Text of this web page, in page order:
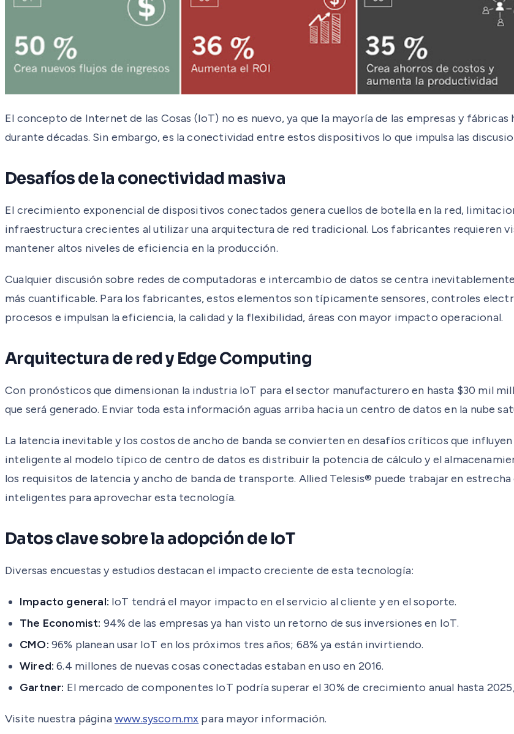
El concepto de Internet de las Cosas (IoT) no es nuevo, ya que la mayoría de las empresas y
durante décadas. Sin embargo, es la conectividad entre estos dispositivos lo que impulsa las
Desafíos de la conectividad masiva
El crecimiento exponencial de dispositivos conectados genera cuellos de botella en la red,
infraestructura crecientes al utilizar una arquitectura de red tradicional. Los fabricantes requieren
mantener altos niveles de eficiencia en la producción.
Cualquier discusión sobre redes de computadoras e intercambio de datos se centra
más cuantificable. Para los fabricantes, estos elementos son típicamente sensores, controles
procesos e impulsan la eficiencia, la calidad y la flexibilidad, áreas con mayor impacto operacional.
Arquitectura de red y Edge Computing
Con pronósticos que dimensionan la industria IoT para el sector manufacturero en hasta $30 mil
que será generado. Enviar toda esta información aguas arriba hacia un centro de datos en la nube
La latencia inevitable y los costos de ancho de banda se convierten en desafíos críticos que
inteligente al modelo típico de centro de datos es distribuir la potencia de cálculo y el
los requisitos de latencia y ancho de banda de transporte. Allied Telesis® puede trabajar en
inteligentes para aprovechar esta tecnología.
Datos clave sobre la adopción de IoT
Diversas encuestas y estudios destacan el impacto creciente de esta tecnología:
Impacto general: IoT tendrá el mayor impacto en el servicio al cliente y en el soporte.
The Economist: 94% de las empresas ya han visto un retorno de sus inversiones en IoT.
CMO: 96% planean usar IoT en los próximos tres años; 68% ya están invirtiendo.
Wired: 6.4 millones de nuevas cosas conectadas estaban en uso en 2016.
Gartner: El mercado de componentes IoT podría superar el 30% de crecimiento anual hasta
Visite nuestra páginawww.syscom.mx para mayor información.